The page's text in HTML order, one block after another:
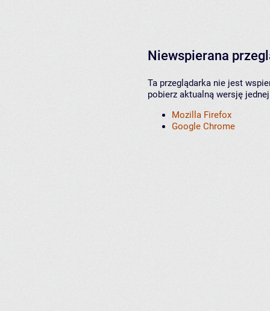
Niewspierana
Ta przeglądarka nie jest
pobierz aktualną wersję
Mozilla Firefox
Google Chrome